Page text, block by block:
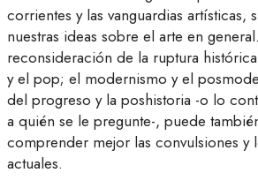
corrientes y las vanguardias artísticas,
nuestras ideas sobre el arte en
reconsideración de la ruptura
y el pop; el modernismo y el
del progreso y la poshistoria -o lo
a quién se le pregunte-, puede
comprender mejor las convulsiones y
actuales.